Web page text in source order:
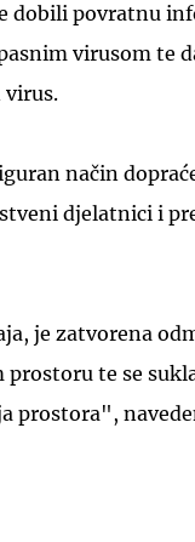
dobili povratnu
virusom te
virus.
način
djelatnici i
je zatvorena
prostoru te se
prostora",